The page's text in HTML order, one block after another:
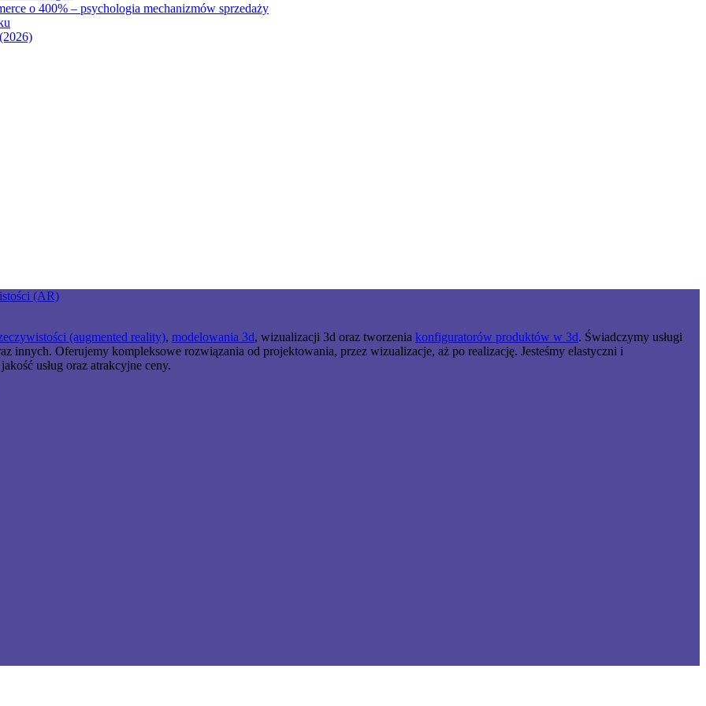
o 400% – psychologia mechanizmów sprzedaży
(augmented reality), modelowania 3d, wizualizacji 3d oraz tworzenia konfiguratorów produktów w 3d. Świadczymy usługi
innych. Oferujemy kompleksowe rozwiązania od projektowania, przez wizualizacje, aż po realizację. Jesteśmy elastyczni i
usług oraz atrakcyjne ceny.